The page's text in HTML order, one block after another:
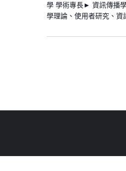
學 學術專長► 資訊傳播
學理論、使用者研究、